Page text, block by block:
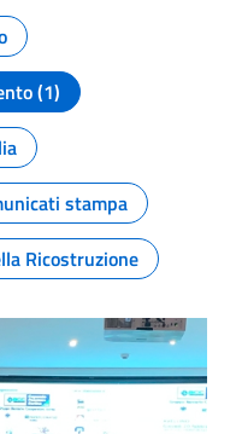
(1)
stampa
Ricostruzione